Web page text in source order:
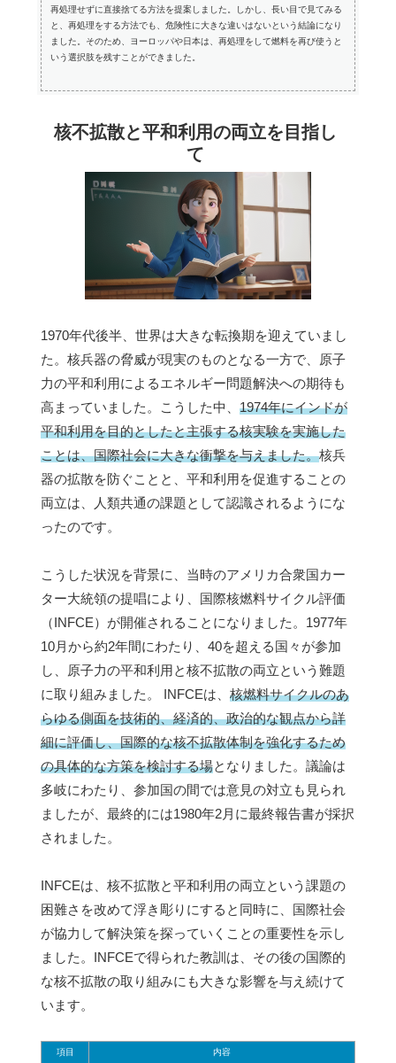
再処理せずに直接捨てる方法を提案しました。しかし、長い目で見てみる
と、再処理をする方法でも、危険性に大きな違いはないという結論になり
ました。そのため、ヨーロッパや日本は、再処理をして燃料を再び使うと
いう選択肢を残すことができました。
核不拡散と平和利用の両立を目指し
て
1970年代後半、世界は大きな転換期を迎えていまし
た。核兵器の脅威が現実のものとなる一方で、原子
力の平和利用によるエネルギー問題解決への期待も
高まっていました。こうした中、 1974年にインドが
平和利用を目的としたと主張する核実験を実施した
ことは、国際社会に大きな衝撃を与えました。核兵
器の拡散を防ぐことと、平和利用を促進することの
両立は、人類共通の課題として認識されるようにな
ったのです。
こうした状況を背景に、当時のアメリカ合衆国カー
ター大統領の提唱により、国際核燃料サイクル評価
（INFCE）が開催されることになりました。1977年
10月から約2年間にわたり、40を超える国々が参加
し、原子力の平和利用と核不拡散の両立という難題
に取り組みました。 INFCEは、 核燃料サイクルのあ
らゆる側面を技術的、経済的、政治的な観点から詳
細に評価し、国際的な核不拡散体制を強化するため
の具体的な方策を検討する場となりました。議論は
多岐にわたり、参加国の間では意見の対立も見られ
ましたが、最終的には1980年2月に最終報告書が採択
されました。
INFCEは、核不拡散と平和利用の両立という課題の
困難さを改めて浮き彫りにすると同時に、国際社会
が協力して解決策を探っていくことの重要性を示し
ました。INFCEで得られた教訓は、その後の国際的
な核不拡散の取り組みにも大きな影響を与え続けて
います。
項目 内容